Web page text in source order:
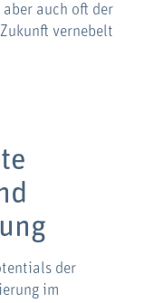
auch oft der
vernebelt
der
im